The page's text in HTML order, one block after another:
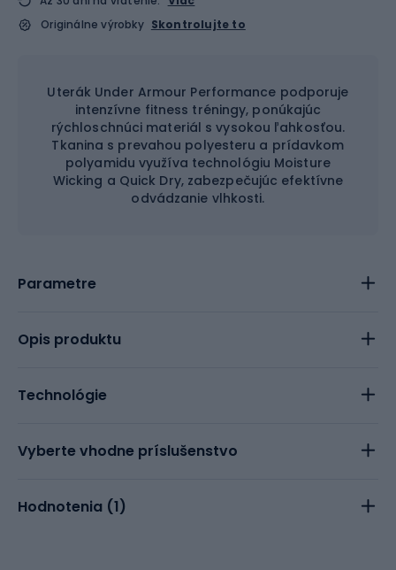
Originálne výrobky Skontrolujte to
Uterák Under Armour Performance podporuje
intenzívne fitness tréningy, ponúkajúc
rýchloschnúci materiál s vysokou ľahkosťou.
Tkanina s prevahou polyesteru a prídavkom
polyamidu využíva technológiu Moisture
Wicking a Quick Dry, zabezpečujúc efektívne
odvádzanie vlhkosti.
Parametre
Opis produktu
Technológie
Vyberte vhodne príslušenstvo
Hodnotenia (1)